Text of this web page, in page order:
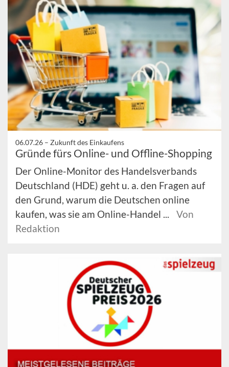
06.07.26 – Zukunft des Einkaufens
Gründe fürs Online- und Offline-Shopping
Der Online-Monitor des Handelsverbands
Deutschland (HDE) geht u. a. den Fragen auf
den Grund, warum die Deutschen online
kaufen, was sie am Online-Handel ...
Von
Redaktion